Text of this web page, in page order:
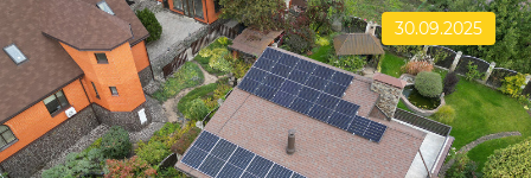
30.09.2025